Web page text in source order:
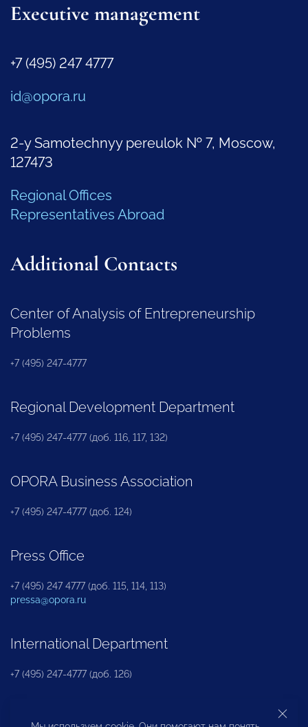
Executive management
+7 (495) 247 4777
id@opora.ru
2-y Samotechnyy pereulok № 7, Moscow,
127473
Regional Offices
Representatives Abroad
Additional Contacts
Center of Analysis of Entrepreneurship
Problems
+7 (495) 247-4777
Regional Development Department
+7 (495) 247-4777 (доб. 116, 117, 132)
OPORA Business Association
+7 (495) 247-4777 (доб. 124)
Press Office
+7 (495) 247 4777 (доб. 115, 114, 113)
pressa@opora.ru
International Department
+7 (495) 247-4777 (доб. 126)
Business and Investment Rights Protection